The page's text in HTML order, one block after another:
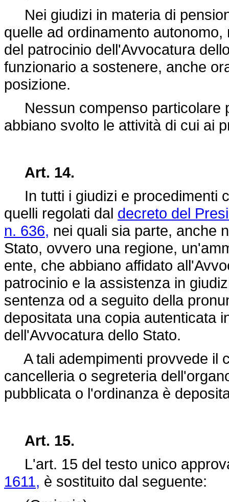
Nei giudizi in materia di
quelle ad ordinamento
del patrocinio dell'Avvocatura
funzionario a sostenere, anche
posizione.
Nessun compenso particolare
abbiano svolto le attività di cui ai
Art. 14.
In tutti i giudizi e procedimenti
quelli regolati dal decreto del
n. 636, nei quali sia parte, anche
Stato, ovvero una regione,
ente, che abbiano affidato
patrocinio e la assistenza in
sentenza od a seguito della
depositata una copia autenticata
dell'Avvocatura dello Stato.
A tali adempimenti provvede il
cancelleria o segreteria
pubblicata o l'ordinanza è
Art. 15.
L'art. 15 del testo unico
1611, è sostituito dal seguente: